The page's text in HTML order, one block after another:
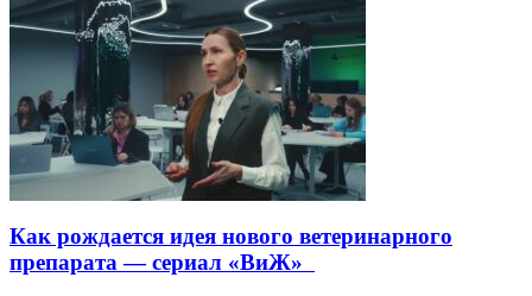
Как рождается идея нового ветеринарного
препарата — сериал «ВиЖ»